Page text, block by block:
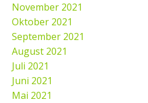
November 2021
Oktober 2021
September 2021
August 2021
Juli 2021
Juni 2021
Mai 2021